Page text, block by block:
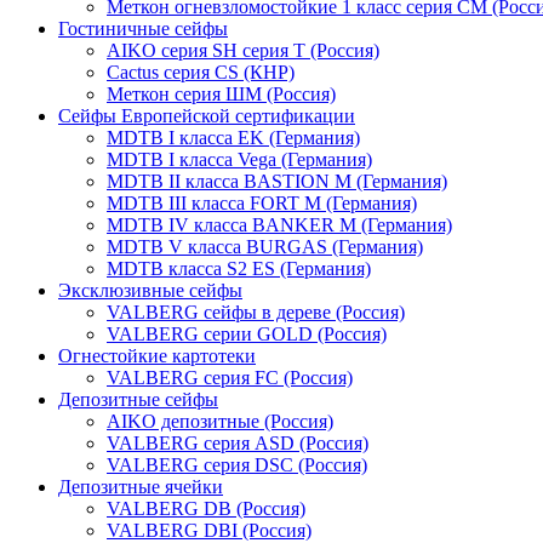
Меткон огневзломостойкие 1 класс серия СМ
Гостиничные сейфы
AIKO серия SH серия Т (Россия)
Cactus серия CS (КНР)
Меткон серия ШМ (Россия)
Сейфы Европейской сертификации
MDTB I класса EK (Германия)
MDTB I класса Vega (Германия)
MDTB II класса BASTION M (Германия)
MDTB III класса FORT M (Германия)
MDTB IV класса BANKER M (Германия)
MDTB V класса BURGAS (Германия)
MDTB класса S2 ES (Германия)
Эксклюзивные сейфы
VALBERG сейфы в дереве (Россия)
VALBERG серии GOLD (Россия)
Огнестойкие картотеки
VALBERG серия FC (Россия)
Депозитные сейфы
AIKO депозитные (Россия)
VALBERG серия ASD (Россия)
VALBERG серия DSC (Россия)
Депозитные ячейки
VALBERG DB (Россия)
VALBERG DBI (Россия)